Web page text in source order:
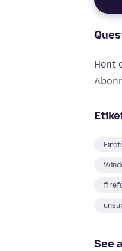
Hent
See